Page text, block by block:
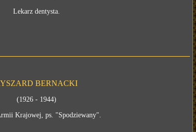
Lekarz dentysta.
BERNACKI
(1926 - 1944)
Krajowej, ps. "Spodziewany".